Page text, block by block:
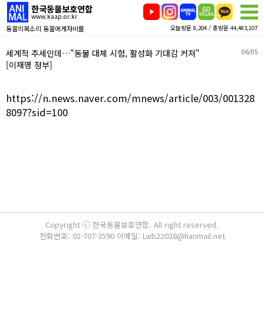
한국동물보호연합
www.kaap.or.kr
동물의목소리 동물에게자비를 오늘방문 8,204 / 총방문 44,483,107
세계적 추세인데…"동물 대체 시험, 활성화 기대감 커져"
[이재명 정부]
06/05
https://n.news.naver.com/mnews/article/003/001328
8097?sid=100
Copyright ⓒ 한국동물보호연합. All right reserved.
전화번호: 02-707-3590 이메일: Lwb22028@hanmail.net